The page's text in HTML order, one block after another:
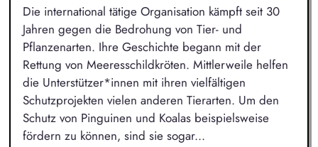
Die international tätige Organisation kämpft seit 30
Jahren gegen die Bedrohung von Tier- und
Pflanzenarten. Ihre Geschichte begann mit der
Rettung von Meeresschildkröten. Mittlerweile helfen
die Unterstützer*innen mit ihren vielfältigen
Schutzprojekten vielen anderen Tierarten. Um den
Schutz von Pinguinen und Koalas beispielsweise
fördern zu können, sind sie sogar...